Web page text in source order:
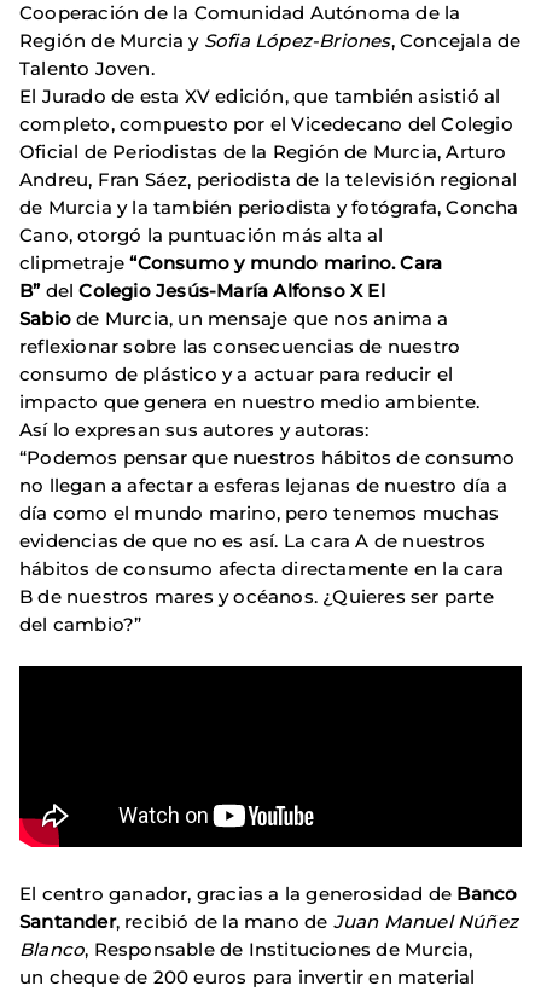
Cooperación de la Comunidad Autónoma de la
Región de Murcia y Sofia López-Briones, Concejala de
Talento Joven.
El Jurado de esta XV edición, que también asistió al
completo, compuesto por el Vicedecano del Colegio
Oficial de Periodistas de la Región de Murcia, Arturo
Andreu, Fran Sáez, periodista de la televisión regional
de Murcia y la también periodista y fotógrafa, Concha
Cano, otorgó la puntuación más alta al
clipmetraje “Consumo y mundo marino. Cara
B”del Colegio Jesús-María Alfonso X El
Sabio de Murcia, un mensaje que nos anima a
reflexionar sobre las consecuencias de nuestro
consumo de plástico y a actuar para reducir el
impacto que genera en nuestro medio ambiente.
Así lo expresan sus autores y autoras:
“Podemos pensar que nuestros hábitos de consumo
no llegan a afectar a esferas lejanas de nuestro día a
día como el mundo marino, pero tenemos muchas
evidencias de que no es así. La cara A de nuestros
hábitos de consumo afecta directamente en la cara
B de nuestros mares y océanos. ¿Quieres ser parte
del cambio?”
El centro ganador, gracias a la generosidad de Banco
Santander, recibió de la mano de Juan Manuel Núñez
Blanco, Responsable de Instituciones de Murcia,
un cheque de 200 euros para invertir en material